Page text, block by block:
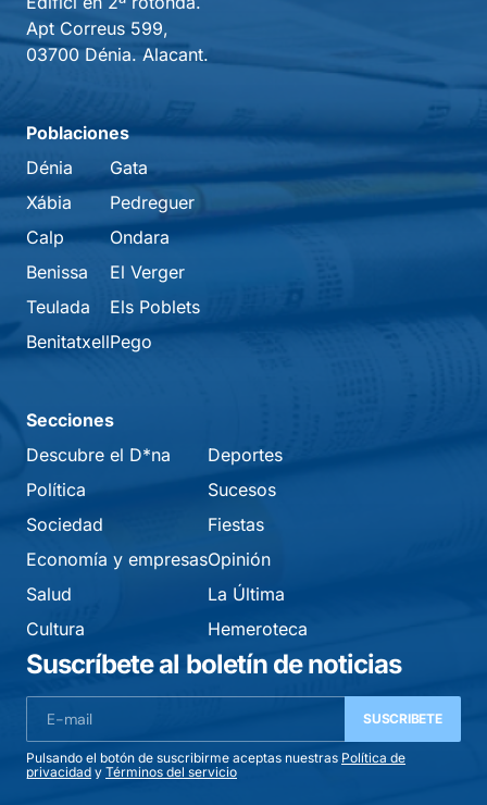
Apt Correus 599,
03700 Dénia. Alacant.
Poblaciones
Dénia
Xábia
Calp
Benissa
Teulada
Benitatxell
Gata
Pedreguer
Ondara
El Verger
Els Poblets
Pego
Secciones
Descubre el D*na
Política
Sociedad
Economía y empresas
Salud
Cultura
Deportes
Sucesos
Fiestas
Opinión
La Última
Hemeroteca
Suscríbete al boletín de noticias
SUSCRIBETE
Pulsando el botón de suscribirme aceptas nuestras Política de
privacidad y Términos del servicio